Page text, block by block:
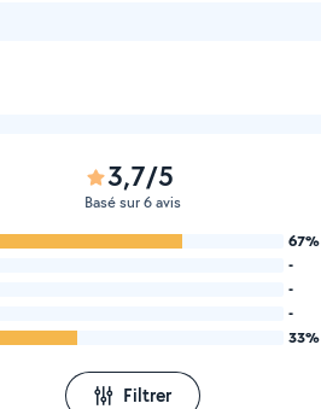
3,7/5
Basé sur 6 avis
67%
-
-
-
33%
Filtrer